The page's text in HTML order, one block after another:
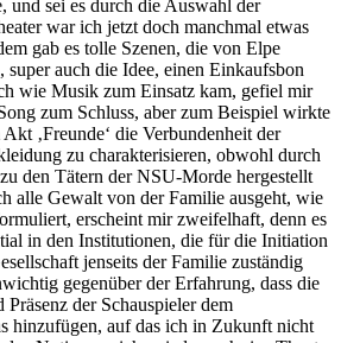
und sei es durch die Auswahl der
war ich jetzt doch manchmal etwas
gab es tolle Szenen, die von Elpe
super auch die Idee, einen Einkaufsbon
wie Musik zum Einsatz kam, gefiel mir
zum Schluss, aber zum Beispiel wirkte
‚Freunde‘ die Verbundenheit der
zu charakterisieren, obwohl durch
den Tätern der NSU-Morde hergestellt
alle Gewalt von der Familie ausgeht, wie
erscheint mir zweifelhaft, denn es
in den Institutionen, die für die Initiation
jenseits der Familie zuständig
gegenüber der Erfahrung, dass die
der Schauspieler dem
hinzufügen, auf das ich in Zukunft nicht